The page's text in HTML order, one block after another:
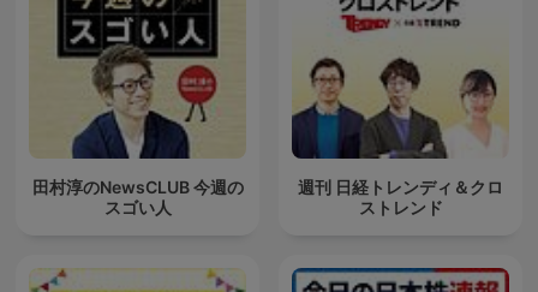
田村淳のNewsCLUB 今週の
スゴい人
週刊 日経トレンディ＆クロ
ストレンド